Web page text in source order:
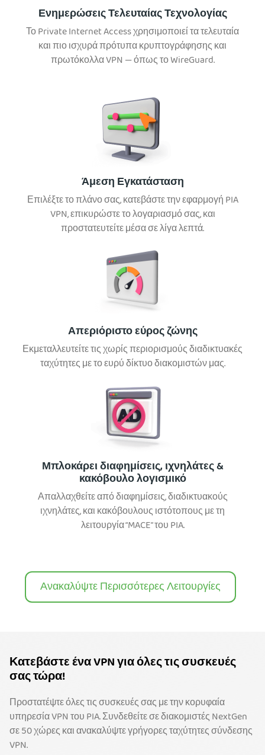
Ενημερώσεις Τελευταίας Τεχνολογίας
Το Private Internet Access χρησιμοποιεί τα τελευταία
και πιο ισχυρά πρότυπα κρυπτογράφησης και
πρωτόκολλα VPN — όπως το WireGuard.
Άμεση Εγκατάσταση
Επιλέξτε το πλάνο σας, κατεβάστε την εφαρμογή PIA
VPN, επικυρώστε το λογαριασμό σας, και
προστατευτείτε μέσα σε λίγα λεπτά.
Απεριόριστο εύρος ζώνης
Εκμεταλλευτείτε τις χωρίς περιορισμούς διαδικτυακές
ταχύτητες με το ευρύ δίκτυο διακομιστών μας.
Μπλοκάρει διαφημίσεις, ιχνηλάτες &
κακόβουλο λογισμικό
Απαλλαχθείτε από διαφημίσεις, διαδικτυακούς
ιχνηλάτες, και κακόβουλους ιστότοπους με τη
λειτουργία “MACE” του PIA.
Ανακαλύψτε Περισσότερες Λειτουργίες
Κατεβάστε ένα VPN για όλες τις συσκευές
σας τώρα!
Προστατέψτε όλες τις συσκευές σας με την κορυφαία
υπηρεσία VPN του PIA. Συνδεθείτε σε διακομιστές NextGen
σε 50 χώρες και ανακαλύψτε γρήγορες ταχύτητες σύνδεσης
VPN.